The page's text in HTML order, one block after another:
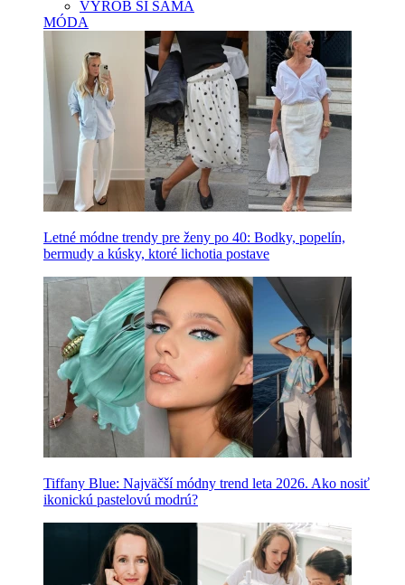
VYROB SI SAMA
MÓDA
Letné módne trendy pre ženy po 40: Bodky, popelín,
bermudy a kúsky, ktoré lichotia postave
Tiffany Blue: Najväčší módny trend leta 2026. Ako nosiť
ikonickú pastelovú modrú?